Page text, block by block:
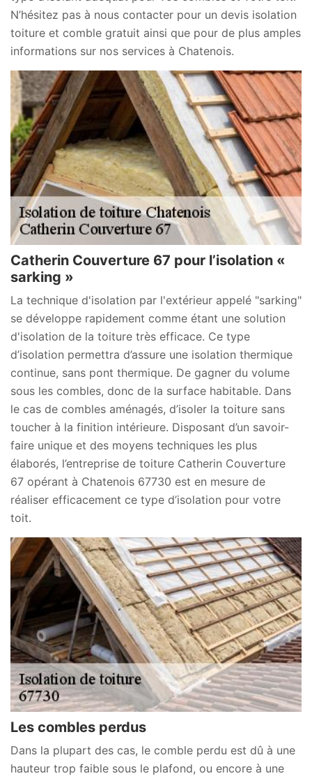
N’hésitez pas à nous contacter pour un devis isolation
toiture et comble gratuit ainsi que pour de plus amples
informations sur nos services à Chatenois.
Catherin Couverture 67 pour l’isolation «
sarking »
La technique d'isolation par l'extérieur appelé "sarking"
se développe rapidement comme étant une solution
d'isolation de la toiture très efficace. Ce type
d’isolation permettra d’assure une isolation thermique
continue, sans pont thermique. De gagner du volume
sous les combles, donc de la surface habitable. Dans
le cas de combles aménagés, d’isoler la toiture sans
toucher à la finition intérieure. Disposant d’un savoir-
faire unique et des moyens techniques les plus
élaborés, l’entreprise de toiture Catherin Couverture
67 opérant à Chatenois 67730 est en mesure de
réaliser efficacement ce type d’isolation pour votre
toit.
Les combles perdus
Dans la plupart des cas, le comble perdu est dû à une
hauteur trop faible sous le plafond, ou encore à une